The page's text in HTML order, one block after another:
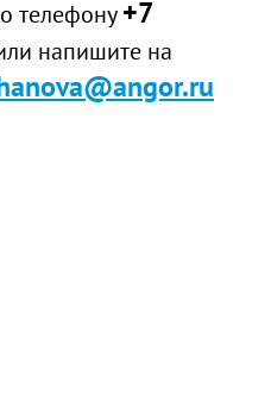
телефону+7
напишите на